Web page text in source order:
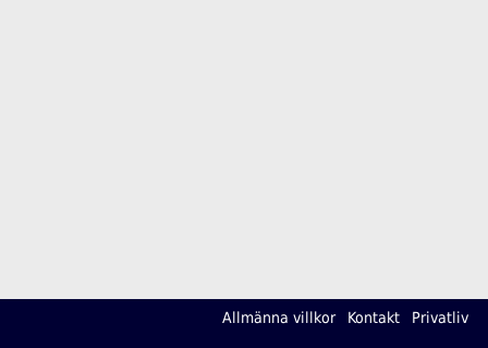
Allmänna villkor Kontakt Privatliv